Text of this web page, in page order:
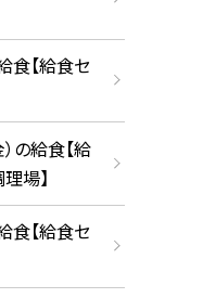
【給食セ
の給食【給
場】
【給食セ